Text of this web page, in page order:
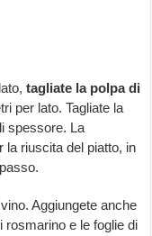
tagliate la polpa di
per lato. Tagliate la
spessore. La
la riuscita del piatto, in
Aggiungete anche
rosmarino e le foglie di